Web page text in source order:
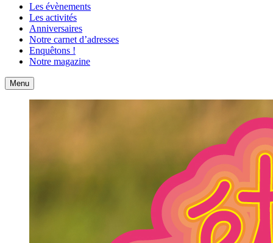
Les évènements
Les activités
Anniversaires
Notre carnet d’adresses
Enquêtons !
Notre magazine
Accueil
Menu Contact